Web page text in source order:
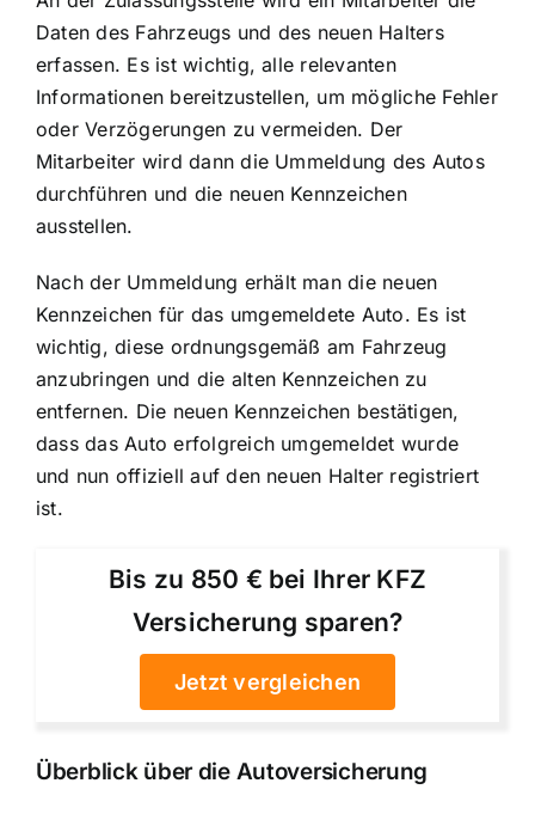
Daten des Fahrzeugs und des neuen Halters
erfassen. Es ist wichtig, alle relevanten
Informationen bereitzustellen, um mögliche Fehler
oder Verzögerungen zu vermeiden. Der
Mitarbeiter wird dann die Ummeldung des Autos
durchführen und die neuen Kennzeichen
ausstellen.
Nach der Ummeldung erhält man die neuen
Kennzeichen für das umgemeldete Auto. Es ist
wichtig, diese ordnungsgemäß am Fahrzeug
anzubringen und die alten Kennzeichen zu
entfernen. Die neuen Kennzeichen bestätigen,
dass das Auto erfolgreich umgemeldet wurde
und nun offiziell auf den neuen Halter registriert
ist.
Bis zu 850 € bei Ihrer KFZ
Versicherung sparen?
Jetzt vergleichen
Überblick über die Autoversicherung